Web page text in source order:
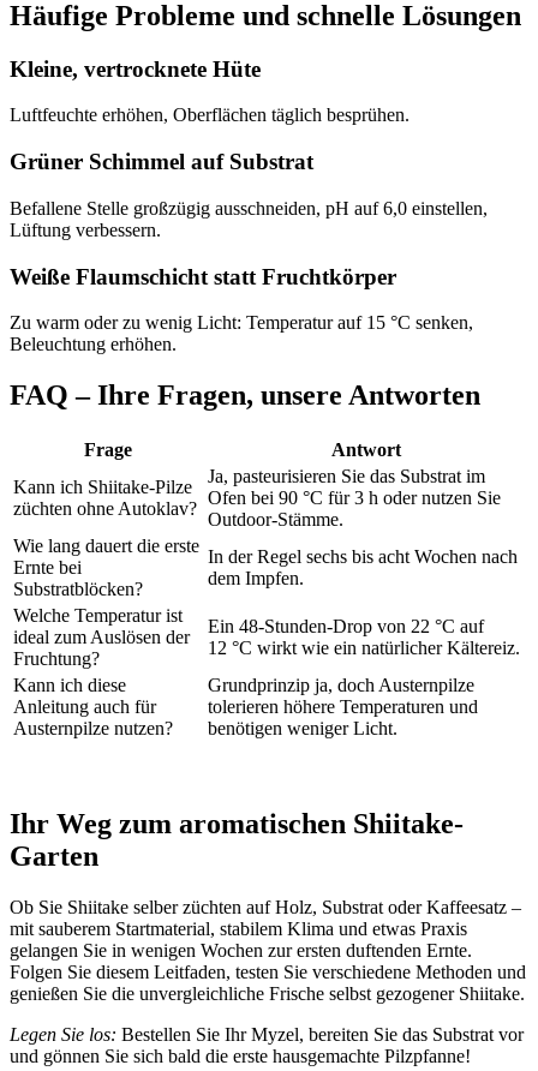
Häufige Probleme und schnelle Lösungen
Kleine, vertrocknete Hüte
Luftfeuchte erhöhen, Oberflächen täglich besprühen.
Grüner Schimmel auf Substrat
Befallene Stelle großzügig ausschneiden, pH auf 6,0 einstellen,
Lüftung verbessern.
Weiße Flaumschicht statt Fruchtkörper
Zu warm oder zu wenig Licht: Temperatur auf 15 °C senken,
Beleuchtung erhöhen.
FAQ – Ihre Fragen, unsere Antworten
Frage
Antwort
Kann ich Shiitake-Pilze
züchten ohne Autoklav?
Ja, pasteurisieren Sie das Substrat im
Ofen bei 90 °C für 3 h oder nutzen Sie
Outdoor-Stämme.
Wie lang dauert die erste
Ernte bei
Substratblöcken?
In der Regel sechs bis acht Wochen nach
dem Impfen.
Welche Temperatur ist
ideal zum Auslösen der
Fruchtung?
Ein 48-Stunden-Drop von 22 °C auf
12 °C wirkt wie ein natürlicher Kältereiz.
Kann ich diese
Anleitung auch für
Austernpilze nutzen?
Grundprinzip ja, doch Austernpilze
tolerieren höhere Temperaturen und
benötigen weniger Licht.
Ihr Weg zum aromatischen Shiitake-
Garten
Ob Sie Shiitake selber züchten auf Holz, Substrat oder Kaffeesatz –
mit sauberem Startmaterial, stabilem Klima und etwas Praxis
gelangen Sie in wenigen Wochen zur ersten duftenden Ernte.
Folgen Sie diesem Leitfaden, testen Sie verschiedene Methoden und
genießen Sie die unvergleichliche Frische selbst gezogener Shiitake.
Legen Sie los: Bestellen Sie Ihr Myzel, bereiten Sie das Substrat vor
und gönnen Sie sich bald die erste hausgemachte Pilzpfanne!